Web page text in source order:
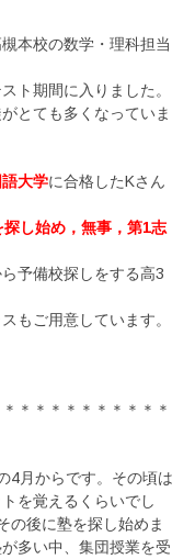
本校の数学・理科担当
ト期間に入りました。
とても多くなっていま
大学に合格したKさん
し始め，無事，第1志
予備校探しをする高3
もご用意しています。
＊＊＊＊＊＊＊＊＊＊
4月からです。その頃は
を覚えるくらいでし
の後に塾を探し始めま
多い中、集団授業を受